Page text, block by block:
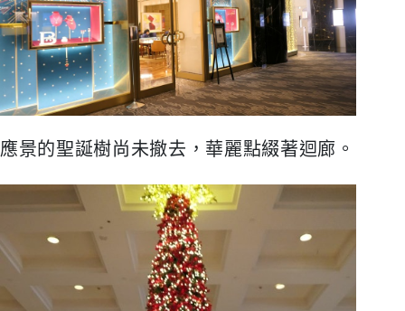
應景的聖誕樹尚未撤去，華麗點綴著迴廊。